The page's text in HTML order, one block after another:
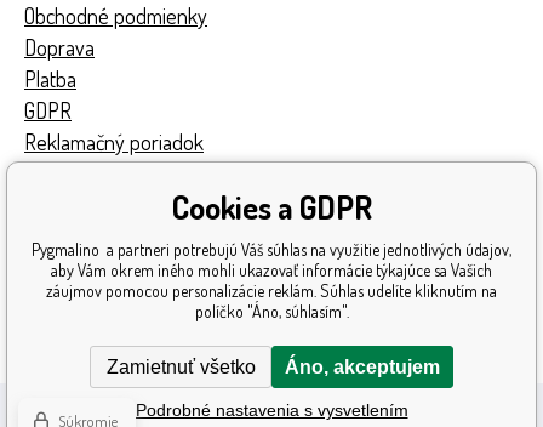
Obchodné podmienky
Doprava
Platba
GDPR
Reklamačný poriadok
Získané ocenenia
Katalóg hračiek
Mapa stránok
Cookies a GDPR
Pygmalino a partneri potrebujú Váš súhlas na využitie jednotlivých údajov,
aby Vám okrem iného mohli ukazovať informácie týkajúce sa Vašich
záujmov pomocou personalizácie reklám. Súhlas udelíte kliknutím na
políčko "Áno, súhlasím".
Zamietnuť všetko Áno, akceptujem
Podrobné nastavenia s vysvetlením
Súkromie